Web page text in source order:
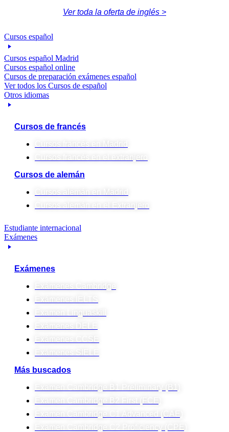
Ver toda la oferta de inglés >
Cursos español
Cursos español Madrid
Cursos español online
Cursos de preparación exámenes español
Ver todos los Cursos de español
Otros idiomas
Cursos de francés
Cursos francés en Madrid
Cursos de alemán
Cursos alemán en Madrid
Cursos alemán en el Extranjero
Estudiante internacional
Exámenes
Exámenes
Exámenes Cambridge
Exámenes IELTS
Examen Linguaskill
Exámenes DELE
Exámenes CCSE
Exámenes SIELE
Más buscados
Examen Cambridge B1 Preliminary (B1)
Examen Cambridge B2 First (FCE)
Examen Cambridge C1 Advanced (CAE)
Examen Cambridge C2 Proficiency (CPE)